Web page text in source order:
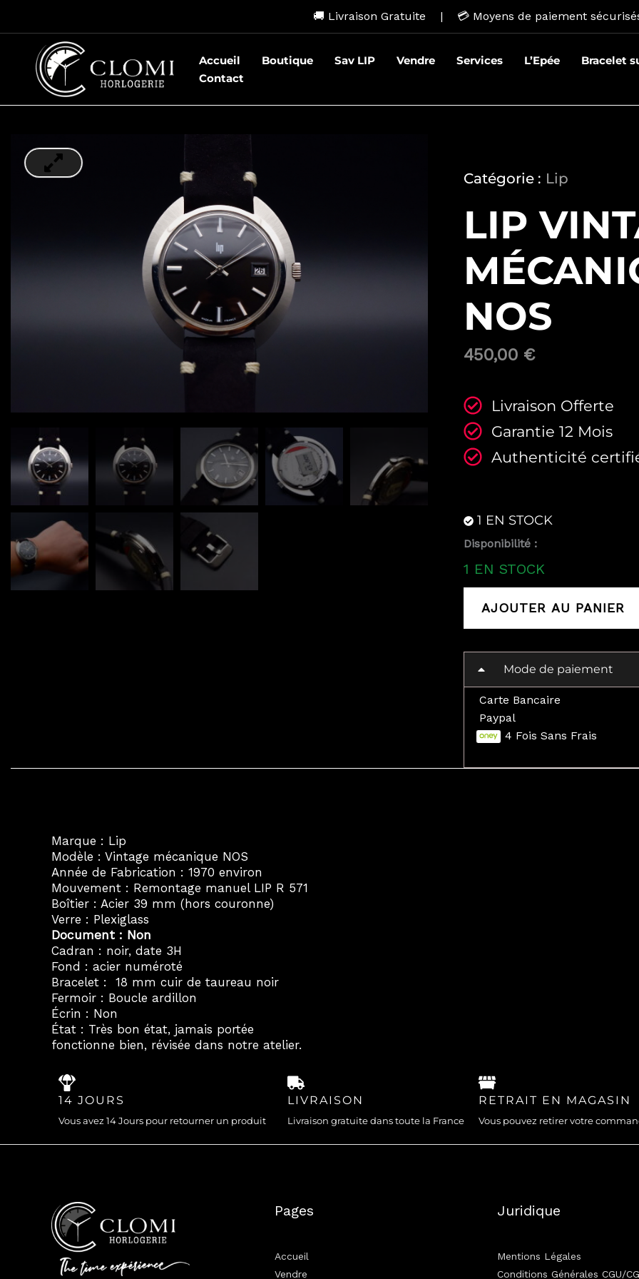
contenu
🚚 Livraison Gratuite | 💳 Moyens de paiement
Accueil Boutique Sav LIP Vendre Services L’Epée
Bracelet
Contact
Catégorie : Lip
LIP
NOS
450,00 €
Livraison Offerte
Garantie 12 Mois
Authenticité
1 EN STOCK
Disponibilité :
1 EN STOCK
quantité
Lip
mécanique
R571
NOS
AJOUTER AU PANIER
Mode de paiement
Carte Bancaire
Paypal
4 Fois Sans Frais
Marque : Lip
Modèle : Vintage mécanique NOS
Année de Fabrication : 1970 environ
Mouvement : Remontage manuel LIP R 571
Boîtier : Acier 39 mm (hors couronne)
Verre : Plexiglass
Document : Non
Cadran : noir, date 3H
Fond : acier numéroté
Bracelet : 18 mm cuir de taureau noir
Fermoir : Boucle ardillon
Écrin : Non
État : Très bon état, jamais portée
fonctionne bien, révisée dans notre atelier.
14 JOURS
Vous avez 14 Jours pour retourner un produit
LIVRAISON
Livraison gratuite dans toute la France
RETRAIT EN MAGASIN
Vous pouvez retirer votre
Pages
Accueil
Vendre
Juridique
Mentions Légales
Conditions Générales CGU/